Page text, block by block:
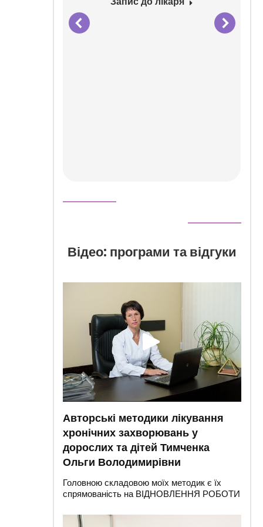
Відео: програми та відгуки
Авторські методики лікування
хронічних захворювань у
дорослих та дітей Тимченка
Ольги Володимирівни
Головною складовою моїх методик є їх
спрямованість на ВІДНОВЛЕННЯ РОБОТИ
симптомів. Мій підхід до лікування